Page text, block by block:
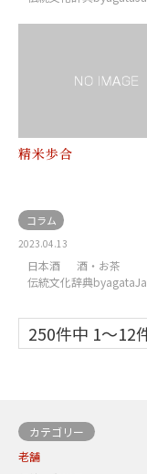
精米歩合
コラム
2023.04.13
日本酒
酒・お茶
伝統文化辞典
250件中 1〜12
カテゴリー
老舗